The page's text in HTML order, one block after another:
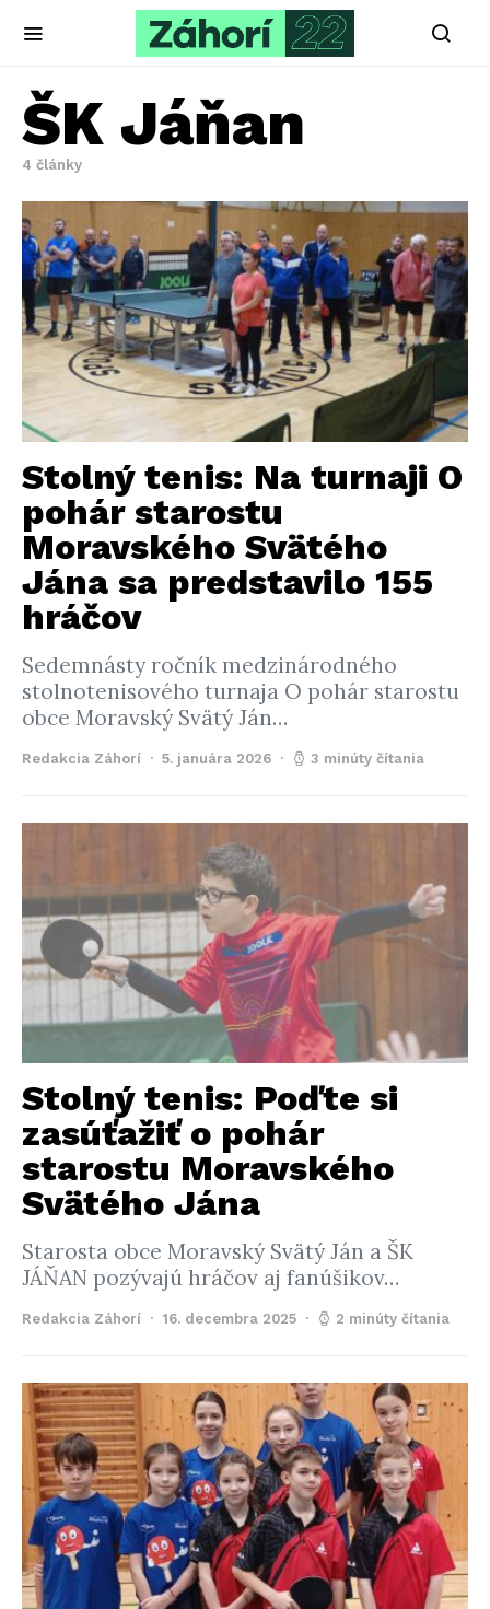
ŠK Jáňan
4 články
Stolný tenis: Na turnaji O
pohár starostu
Moravského Svätého
Jána sa predstavilo 155
hráčov
Sedemnásty ročník medzinárodného
stolnotenisového turnaja O pohár starostu
obce Moravský Svätý Ján…
Redakcia Záhorí 5. januára 2026 3 minúty čítania
Stolný tenis: Poďte si
zasúťažiť o pohár
starostu Moravského
Svätého Jána
Starosta obce Moravský Svätý Ján a ŠK
JÁŇAN pozývajú hráčov aj fanúšikov…
Redakcia Záhorí 16. decembra 2025 2 minúty čítania